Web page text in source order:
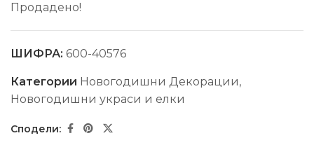
Продадено!
ШИФРА: 600-40576
Категории Новогодишни Декорации,
Новогодишни украси и елки